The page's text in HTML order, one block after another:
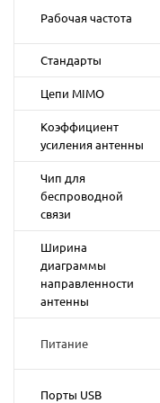
Рабочая частота
Стандарты
Цепи MIMO
Коэффициент
усиления антенны
Чип для
беспроводной
связи
Ширина
диаграммы
направленности
антенны
Питание
Порты USB